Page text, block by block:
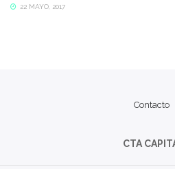
22 MAYO, 2017
Contacto
CTA